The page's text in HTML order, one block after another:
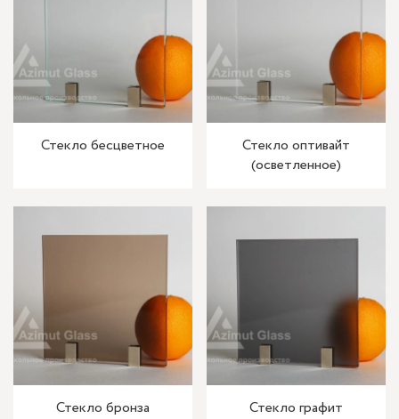
Стекло бесцветное
Стекло оптивайт
(осветленное)
Стекло бронза Стекло графит